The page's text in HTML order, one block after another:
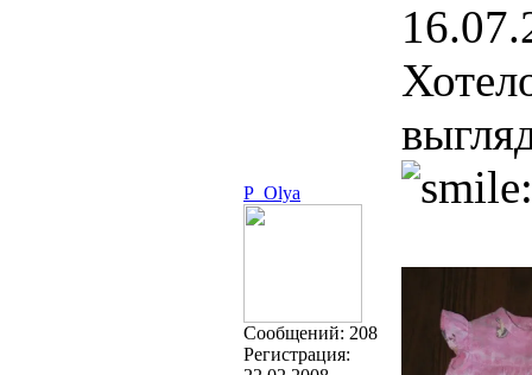
P_Olya
Cообщений: 208
Регистрация: